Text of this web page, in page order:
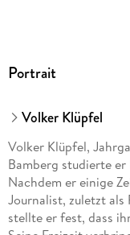
Portrait
Volker Klüpfel
Volker Klüpfel,
Bamberg studierte
Nachdem er einige
Journalist, zuletzt
stellte er fest, dass